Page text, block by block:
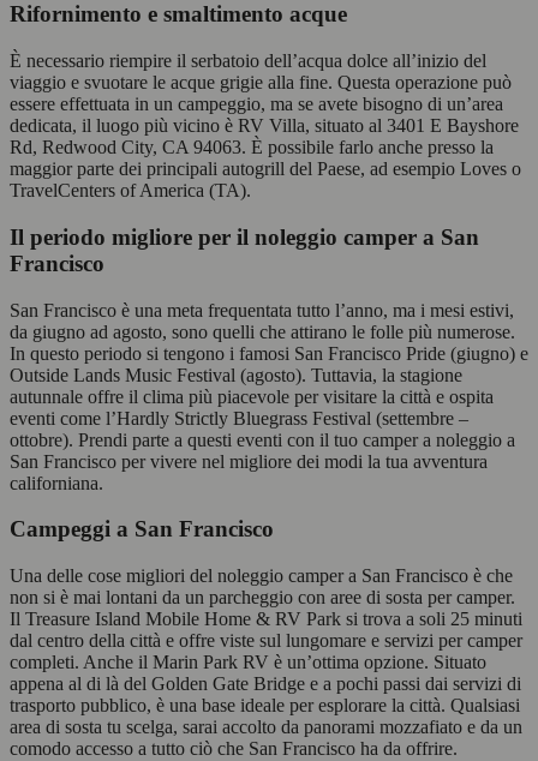
Rifornimento e smaltimento acque
È necessario riempire il serbatoio dell’acqua dolce all’inizio del
viaggio e svuotare le acque grigie alla fine. Questa operazione può
essere effettuata in un campeggio, ma se avete bisogno di un’area
dedicata, il luogo più vicino è RV Villa, situato al 3401 E Bayshore
Rd, Redwood City, CA 94063. È possibile farlo anche presso la
maggior parte dei principali autogrill del Paese, ad esempio Loves o
TravelCenters of America (TA).
Il periodo migliore per il noleggio camper a San
Francisco
San Francisco è una meta frequentata tutto l’anno, ma i mesi estivi,
da giugno ad agosto, sono quelli che attirano le folle più numerose.
In questo periodo si tengono i famosi San Francisco Pride (giugno) e
Outside Lands Music Festival (agosto). Tuttavia, la stagione
autunnale offre il clima più piacevole per visitare la città e ospita
eventi come l’Hardly Strictly Bluegrass Festival (settembre –
ottobre). Prendi parte a questi eventi con il tuo camper a noleggio a
San Francisco per vivere nel migliore dei modi la tua avventura
californiana.
Campeggi a San Francisco
Una delle cose migliori del noleggio camper a San Francisco è che
non si è mai lontani da un parcheggio con aree di sosta per camper.
Il Treasure Island Mobile Home & RV Park si trova a soli 25 minuti
dal centro della città e offre viste sul lungomare e servizi per camper
completi. Anche il Marin Park RV è un’ottima opzione. Situato
appena al di là del Golden Gate Bridge e a pochi passi dai servizi di
trasporto pubblico, è una base ideale per esplorare la città. Qualsiasi
area di sosta tu scelga, sarai accolto da panorami mozzafiato e da un
comodo accesso a tutto ciò che San Francisco ha da offrire.